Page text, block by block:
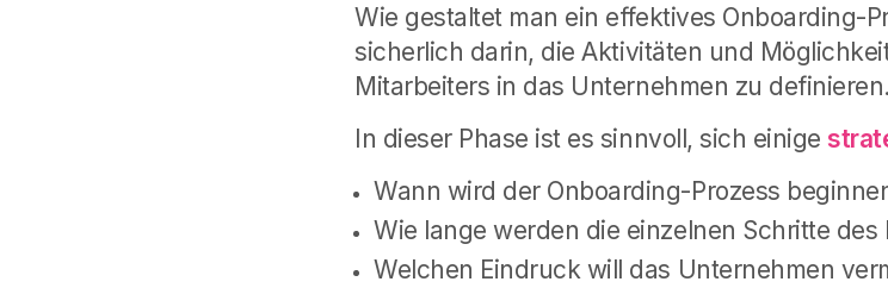
Wie gestaltet man ein effektives Onboarding-
sicherlich darin, die Aktivitäten und
Mitarbeiters in das Unternehmen zu definieren.
In dieser Phase ist es sinnvoll, sich einige
Wann wird der Onboarding-Prozess
Wie lange werden die einzelnen Schritte des
Welchen Eindruck will das Unternehmen